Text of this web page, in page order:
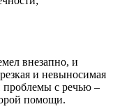
внезапно, и
и невыносимая
проблемы с речью –
помощи.